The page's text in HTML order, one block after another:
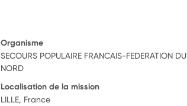
Organisme
SECOURS POPULAIRE FRANCAIS-FEDERATION DU
NORD
Localisation de la mission
LILLE, France